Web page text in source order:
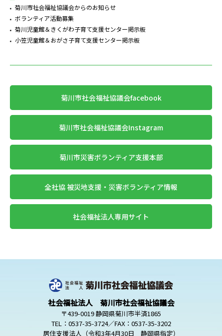
菊川市社会福祉協議会からのお知らせ
ボランティア活動募集
菊川児童館＆きくがわ子育て支援センター掲示板
小笠児童館＆おがさ子育て支援センター掲示板
菊川市社会福祉協議会facebook
菊川市社会福祉協議会Instagram
菊川市災害ボランティア支援本部
全社協 被災地支援・災害ボランティア情報
社会福祉法人専用サイト
社会福祉法人 菊川市社会福祉協議会
〒439-0019 静岡県菊川市半済1865
TEL：0537-35-3724／FAX：0537-35-3202
居住支援法人（令和3年4月30日 静岡県指定）